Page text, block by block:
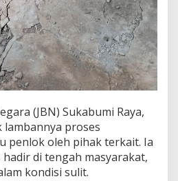
(JBN) Sukabumi Raya,
proses
penlok oleh pihak terkait. Ia
di tengah masyarakat,
kondisi sulit.